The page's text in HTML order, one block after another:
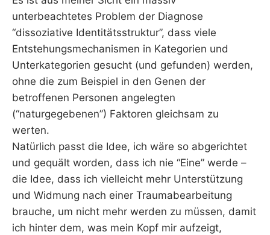
unterbeachtetes Problem der Diagnose
“dissoziative Identitätsstruktur”, dass viele
Entstehungsmechanismen in Kategorien und
Unterkategorien gesucht (und gefunden) werden,
ohne die zum Beispiel in den Genen der
betroffenen Personen angelegten
(“naturgegebenen”) Faktoren gleichsam zu
werten.
Natürlich passt die Idee, ich wäre so abgerichtet
und gequält worden, dass ich nie “Eine” werde –
die Idee, dass ich vielleicht mehr Unterstützung
und Widmung nach einer Traumabearbeitung
brauche, um nicht mehr werden zu müssen, damit
ich hinter dem, was mein Kopf mir aufzeigt,